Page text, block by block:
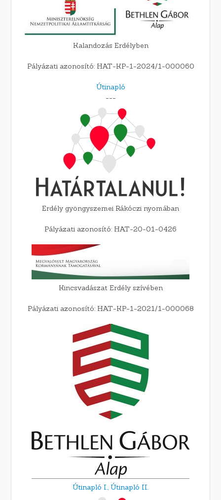
Kalandozás Erdélyben
Pályázati azonosító: HAT-KP-1-2024/1-000060
Útinapló
---
Erdély gyöngyszemei Rákóczi nyomában
Pályázati azonosító: HAT-20-01-0426
Kincsvadászat Erdély szívében
Pályázati azonosító: HAT-KP-1-2021/1-000068
Útinapló I., Útinapló II.